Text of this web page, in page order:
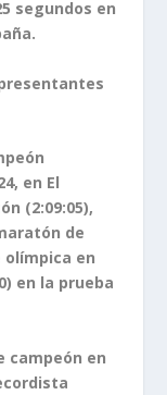
segundos en
en El
(2:09:05),
de
en
en la prueba
campeón en